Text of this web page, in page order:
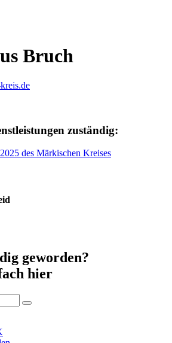
Bruch
zuständig:
des Märkischen Kreises
geworden?
hier